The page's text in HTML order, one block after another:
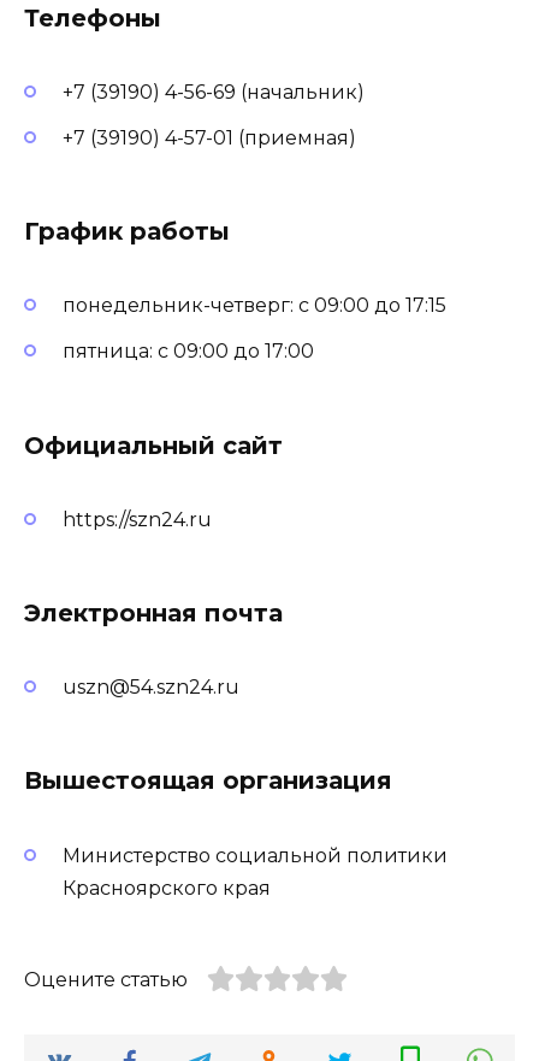
Телефоны
+7 (39190) 4-56-69 (начальник)
+7 (39190) 4-57-01 (приемная)
График работы
понедельник-четверг: с 09:00 до 17:15
пятница: с 09:00 до 17:00
Официальный сайт
https://szn24.ru
Электронная почта
uszn@54.szn24.ru
Вышестоящая организация
Министерство социальной политики
Красноярского края
Оцените статью